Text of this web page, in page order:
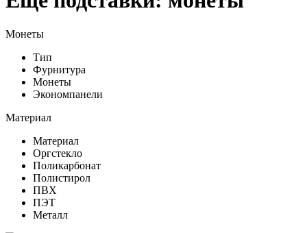
Монеты
Тип
Фурнитура
Монеты
Экономпанели
Материал
Материал
Оргстекло
Поликарбонат
Полистирол
ПВХ
ПЭТ
Металл